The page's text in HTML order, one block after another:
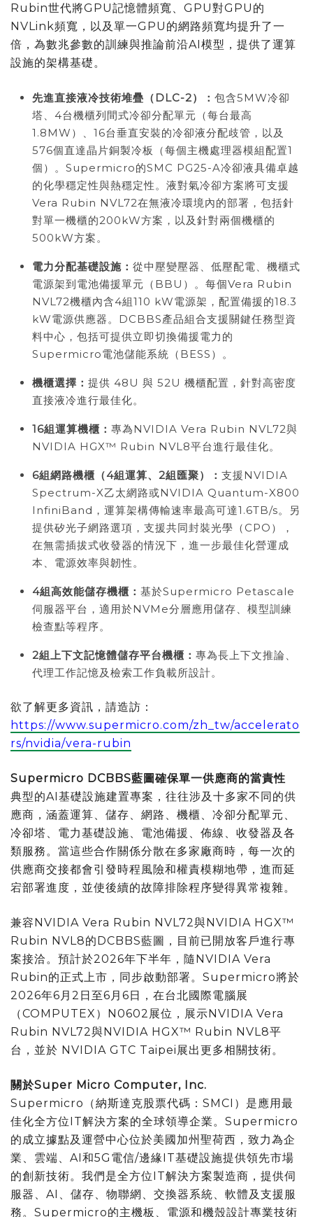
Rubin世代將GPU記憶體頻寬、GPU對GPU的
NVLink頻寬，以及單一GPU的網路頻寬均提升了一
倍，為數兆參數的訓練與推論前沿AI模型，提供了運算
設施的架構基礎。
先進直接液冷技術堆疊（DLC-2）： 包含5MW冷卻
塔、4台機櫃列間式冷卻分配單元（每台最高
1.8MW）、16台垂直安裝的冷卻液分配歧管，以及
576個直達晶片銅製冷板（每個主機處理器模組配置1
個）。Supermicro的SMC PG25-A冷卻液具備卓越
的化學穩定性與熱穩定性。液對氣冷卻方案將可支援
Vera Rubin NVL72在無液冷環境內的部署，包括針
對單一機櫃的200kW方案，以及針對兩個機櫃的
500kW方案。
電力分配基礎設施： 從中壓變壓器、低壓配電、機櫃式
電源架到電池備援單元（BBU）。每個Vera Rubin
NVL72機櫃內含4組110 kW電源架，配置備援的18.3
kW電源供應器。DCBBS產品組合支援關鍵任務型資
料中心，包括可提供立即切換備援電力的
Supermicro電池儲能系統（BESS）。
機櫃選擇： 提供 48U 與 52U 機櫃配置，針對高密度
直接液冷進行最佳化。
16組運算機櫃： 專為NVIDIA Vera Rubin NVL72與
NVIDIA HGX™ Rubin NVL8平台進行最佳化。
6組網路機櫃（4組運算、 2組匯聚）： 支援NVIDIA
Spectrum-X乙太網路或NVIDIA Quantum-X800
InfiniBand，運算架構傳輸速率最高可達1.6TB/s。另
提供矽光子網路選項，支援共同封裝光學（CPO），
在無需插拔式收發器的情況下，進一步最佳化營運成
本、電源效率與韌性。
4組高效能儲存機櫃： 基於Supermicro Petascale
伺服器平台，適用於NVMe分層應用儲存、模型訓練
檢查點等程序。
2組上下文記憶體儲存平台機櫃： 專為長上下文推論、
代理工作記憶及檢索工作負載所設計。
欲了解更多資訊，請造訪：
https://www.supermicro.com/zh_tw/accelerato
rs/nvidia/vera-rubin
Supermicro DCBBS藍圖確保單一供應商的當責性
典型的AI基礎設施建置專案，往往涉及十多家不同的供
應商，涵蓋運算、儲存、網路、機櫃、冷卻分配單元、
冷卻塔、電力基礎設施、電池備援、佈線、收發器及各
類服務。當這些合作關係分散在多家廠商時，每一次的
供應商交接都會引發時程風險和權責模糊地帶，進而延
宕部署進度，並使後續的故障排除程序變得異常複雜。
兼容NVIDIA Vera Rubin NVL72與NVIDIA HGX™
Rubin NVL8的DCBBS藍圖，目前已開放客戶進行專
案接洽。預計於2026年下半年，隨NVIDIA Vera
Rubin的正式上市，同步啟動部署。Supermicro將於
2026年6月2日至6月6日，在台北國際電腦展
（COMPUTEX）N0602展位，展示NVIDIA Vera
Rubin NVL72與NVIDIA HGX™ Rubin NVL8平
台，並於 NVIDIA GTC Taipei展出更多相關技術。
關於Super Micro Computer, Inc.
Supermicro（納斯達克股票代碼：SMCI）是應用最
佳化全方位IT解決方案的全球領導企業。Supermicro
的成立據點及運營中心位於美國加州聖荷西，致力為企
業、雲端、AI和5G電信/邊緣IT基礎設施提供領先市場
的創新技術。我們是全方位IT解決方案製造商，提供伺
服器、AI、儲存、物聯網、交換器系統、軟體及支援服
務。Supermicro的主機板、電源和機殼設計專業技術